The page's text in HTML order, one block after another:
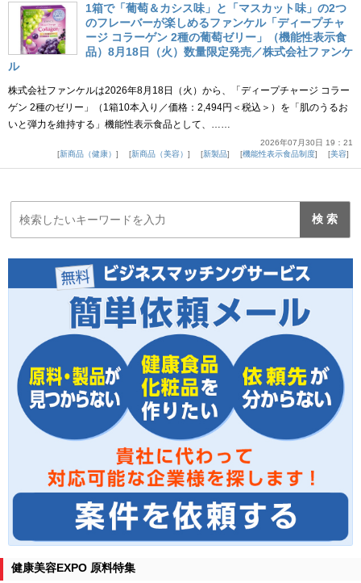
1箱で「葡萄＆カシス味」と「マスカット味」の2つ
のフレーバーが楽しめるファンケル「ディープチャ
ージ コラーゲン 2種の葡萄ゼリー」（機能性表示食
品）8月18日（火）数量限定発売／株式会社ファンケ
ル
株式会社ファンケルは2026年8月18日（火）から、「ディープチャージ コラー
ゲン 2種のゼリー」（1箱10本入り／価格：2,494円＜税込＞）を「肌のうるお
いと弾力を維持する」機能性表示食品として、……
2026年07月30日 19：21
新商品（健康）
新商品（美容） 新製品 機能性表示食品制度 美容
健康美容EXPO 原料特集